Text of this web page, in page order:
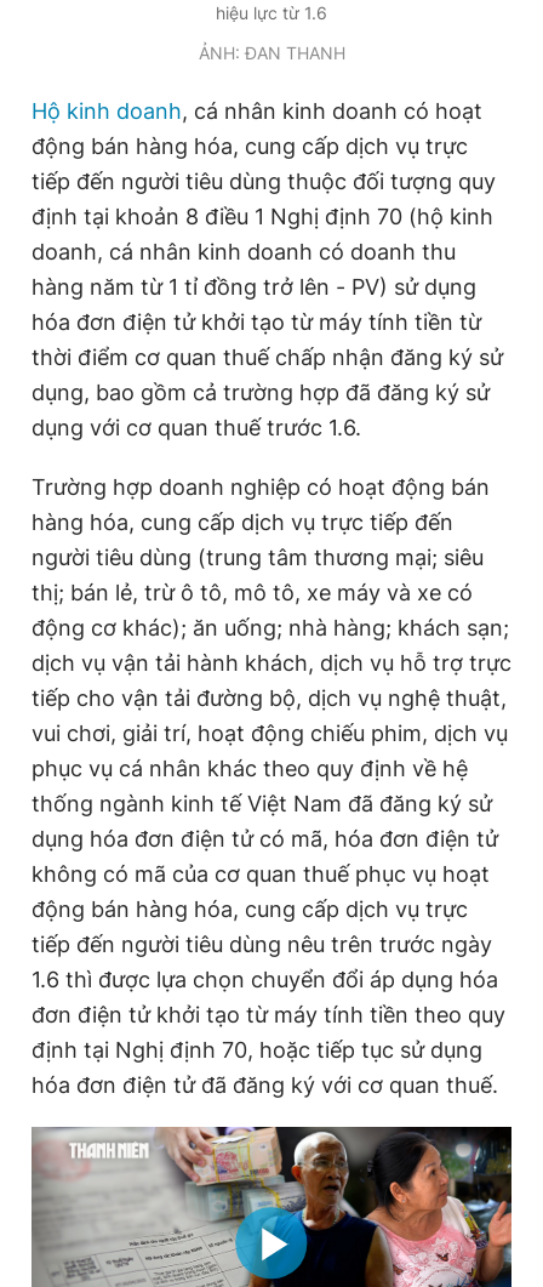
hiệu lực từ 1.6
ẢNH: ĐAN THANH
Hộ kinh doanh, cá nhân kinh doanh có hoạt
động bán hàng hóa, cung cấp dịch vụ trực
tiếp đến người tiêu dùng thuộc đối tượng quy
định tại khoản 8 điều 1 Nghị định 70 (hộ kinh
doanh, cá nhân kinh doanh có doanh thu
hàng năm từ 1 tỉ đồng trở lên - PV) sử dụng
hóa đơn điện tử khởi tạo từ máy tính tiền từ
thời điểm cơ quan thuế chấp nhận đăng ký sử
dụng, bao gồm cả trường hợp đã đăng ký sử
dụng với cơ quan thuế trước 1.6.
Trường hợp doanh nghiệp có hoạt động bán
hàng hóa, cung cấp dịch vụ trực tiếp đến
người tiêu dùng (trung tâm thương mại; siêu
thị; bán lẻ, trừ ô tô, mô tô, xe máy và xe có
động cơ khác); ăn uống; nhà hàng; khách sạn;
dịch vụ vận tải hành khách, dịch vụ hỗ trợ trực
tiếp cho vận tải đường bộ, dịch vụ nghệ thuật,
vui chơi, giải trí, hoạt động chiếu phim, dịch vụ
phục vụ cá nhân khác theo quy định về hệ
thống ngành kinh tế Việt Nam đã đăng ký sử
dụng hóa đơn điện tử có mã, hóa đơn điện tử
không có mã của cơ quan thuế phục vụ hoạt
động bán hàng hóa, cung cấp dịch vụ trực
tiếp đến người tiêu dùng nêu trên trước ngày
1.6 thì được lựa chọn chuyển đổi áp dụng hóa
đơn điện tử khởi tạo từ máy tính tiền theo quy
định tại Nghị định 70, hoặc tiếp tục sử dụng
hóa đơn điện tử đã đăng ký với cơ quan thuế.